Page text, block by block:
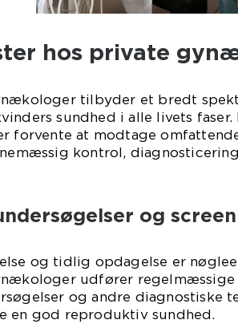
hos private
tilbyder et bredt
sundhed i alle livets
forvente at modtage
kontrol,
og
og tidlig opdagelse er
udfører
og andre diagnostiske
en god reproduktiv sundhed.